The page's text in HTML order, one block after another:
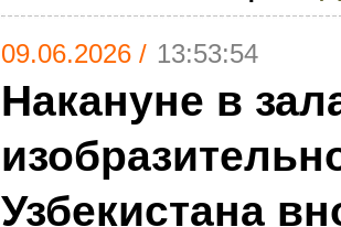
09.06.2026 / 13:53:54
Накануне в
Узбекистана